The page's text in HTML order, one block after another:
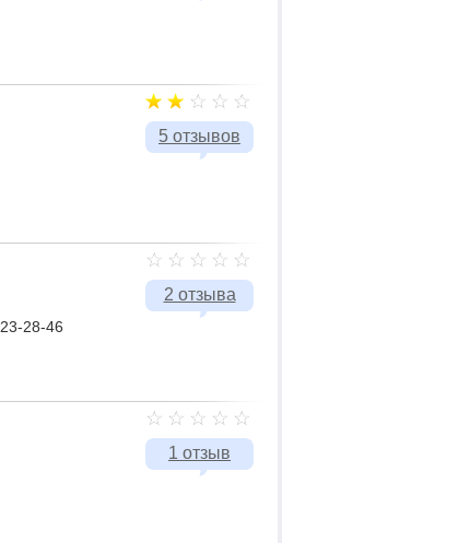
5 отзывов
2 отзыва
28-46
1 отзыв